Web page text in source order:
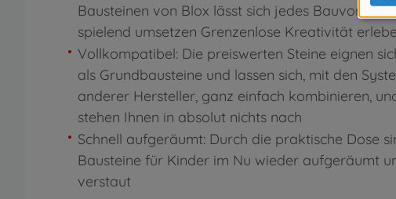
Bausteinen von Blox lässt sich jedes
spielend umsetzen Grenzenlose Kreativität
Vollkompatibel: Die preiswerten Steine eignen
als Grundbausteine und lassen sich, mit den
anderer Hersteller, ganz einfach kombinieren,
stehen Ihnen in absolut nichts nach
Schnell aufgeräumt: Durch die praktische Dose
Bausteine für Kinder im Nu wieder aufgeräumt
verstaut